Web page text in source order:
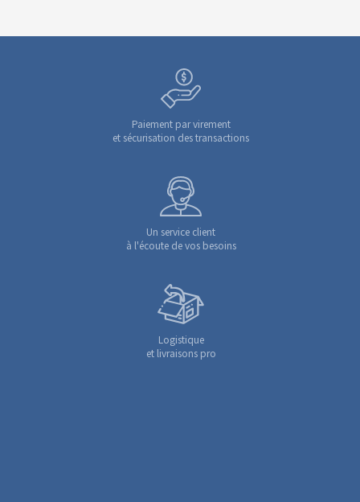
Paiement par virement
et sécurisation des transactions
Un service client
à l'écoute de vos besoins
Logistique
et livraisons pro